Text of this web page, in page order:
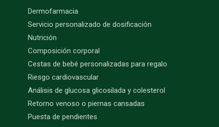
Dermofarmacia
Servicio personalizado de dosificación
Nutrición
Composición corporal
Cestas de bebé personalizadas para regalo
Riesgo cardiovascular
Análisis de glucosa glicosilada y colesterol
Retorno venoso o piernas cansadas
Puesta de pendientes